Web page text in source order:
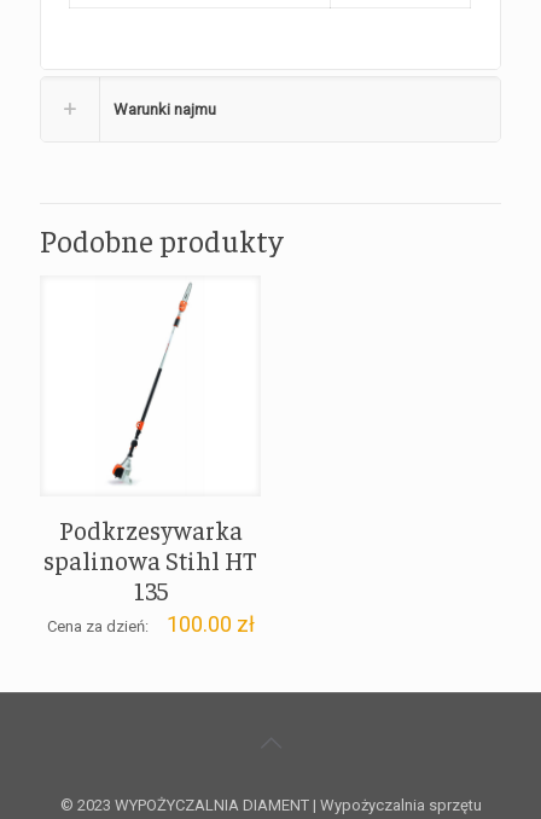
Warunki najmu
Podobne produkty
Podkrzesywarka
spalinowa Stihl HT
135
Cena za dzień: 100.00 zł
© 2023 WYPOŻYCZALNIA DIAMENT | Wypożyczalnia sprzętu